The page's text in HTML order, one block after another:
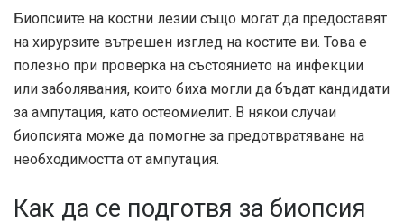
Биопсиите на костни лезии също могат да предоставят
на хирурзите вътрешен изглед на костите ви. Това е
полезно при проверка на състоянието на инфекции
или заболявания, които биха могли да бъдат кандидати
за ампутация, като остеомиелит. В някои случаи
биопсията може да помогне за предотвратяване на
необходимостта от ампутация.
Как да се подготвя за биопсия